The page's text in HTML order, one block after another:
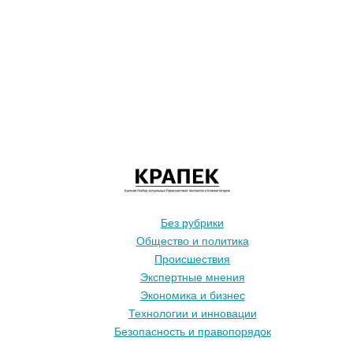
Без рубрики
Общество и политика
Происшествия
Экспертные мнения
Экономика и бизнес
Технологии и инновации
Безопасность и правопорядок